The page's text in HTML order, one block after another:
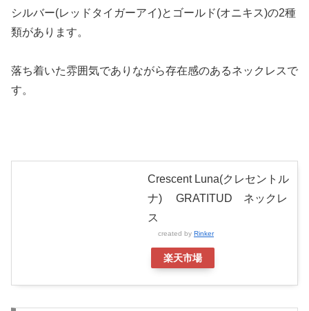
シルバー(レッドタイガーアイ)とゴールド(オニキス)の2種
類があります。
落ち着いた雰囲気でありながら存在感のあるネックレスで
す。
Crescent Luna(クレセントル
ナ) GRATITUD ネックレ
ス
created by Rinker
楽天市場